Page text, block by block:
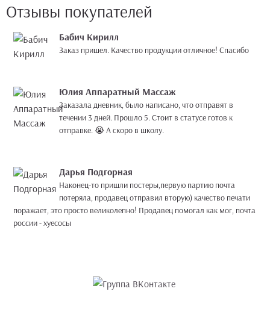
Отзывы покупателей
Бабич Кирилл
Заказ пришел. Качество продукции отличное! Спасибо
Юлия Аппаратный Массаж
Заказала дневник, было написано, что отправят в
течении 3 дней. Прошло 5. Стоит в статусе готов к
отправке. 😭 А скоро в школу.
Дарья Подгорная
Наконец-то пришли постеры,первую партию почта
потеряла, продавец отправил вторую) качество печати
поражает, это просто великолепно! Продавец помогал как мог, почта
россии - хуесосы